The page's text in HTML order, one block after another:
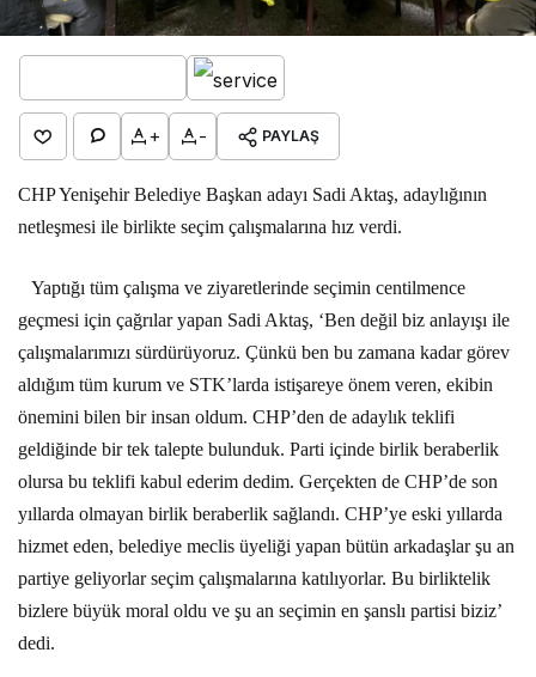
+ - PAYLAŞ
CHP Yenişehir Belediye Başkan adayı Sadi Aktaş, adaylığının
netleşmesi ile birlikte seçim çalışmalarına hız verdi.
Yaptığı tüm çalışma ve ziyaretlerinde seçimin centilmence
geçmesi için çağrılar yapan Sadi Aktaş, ‘Ben değil biz anlayışı ile
çalışmalarımızı sürdürüyoruz. Çünkü ben bu zamana kadar görev
aldığım tüm kurum ve STK’larda istişareye önem veren, ekibin
önemini bilen bir insan oldum. CHP’den de adaylık teklifi
geldiğinde bir tek talepte bulunduk. Parti içinde birlik beraberlik
olursa bu teklifi kabul ederim dedim. Gerçekten de CHP’de son
yıllarda olmayan birlik beraberlik sağlandı. CHP’ye eski yıllarda
hizmet eden, belediye meclis üyeliği yapan bütün arkadaşlar şu an
partiye geliyorlar seçim çalışmalarına katılıyorlar. Bu birliktelik
bizlere büyük moral oldu ve şu an seçimin en şanslı partisi biziz’
dedi.